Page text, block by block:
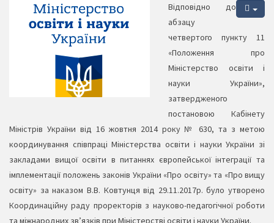
Відповідно до
абзацу
четвертого пункту 11
«Положення про
Міністерство освіти і
науки України»,
затвердженого
постановою Кабінету
Міністрів України від 16 жовтня 2014 року № 630, та з метою
координування співпраці Міністерства освіти і науки України зі
закладами вищої освіти в питаннях європейської інтеграції та
імплементації положень законів України «Про освіту» та «Про вищу
освіту» за наказом В.В. Ковтунця від 29.11.2017р. було утворено
Координаційну раду проректорів з науково-педагогічної роботи
та міжнародних зв’язків при Міністерстві освіти і науки України.